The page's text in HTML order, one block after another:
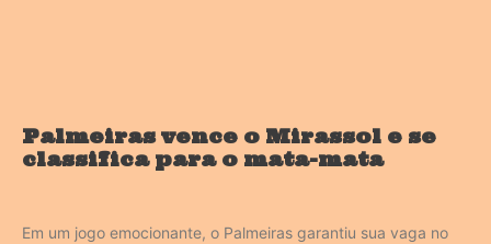
Palmeiras vence o Mirassol e se
classifica para o mata-mata
Em um jogo emocionante, o Palmeiras garantiu sua vaga no